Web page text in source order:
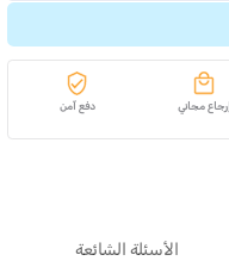
إرجاع مجاني دفع آمن
الأسئلة الشائعة